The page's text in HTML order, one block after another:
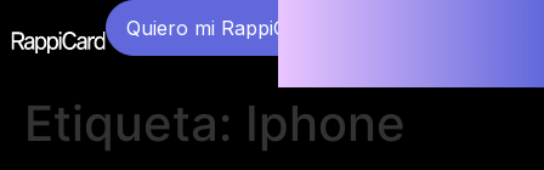
Quiero mi RappiCard
Etiqueta: Iphone